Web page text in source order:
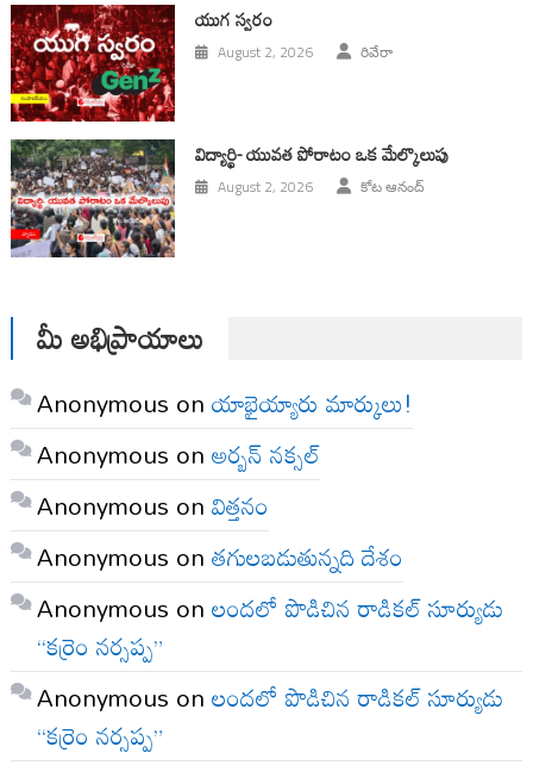
యుగ స్వ‌రం
August 2, 2026 రివేరా
విద్యార్థి- యువత పోరాటం ఒక మేల్కొలుపు
August 2, 2026 కోట ఆనంద్
మీ అభిప్రాయాలు
Anonymous onయాభైయ్యారు మార్కులు!
Anonymous onఅర్బన్ నక్సల్
Anonymous onవిత్తనం
Anonymous onతగులబడుతున్నది దేశం
Anonymous onలందలో పొడిచిన రాడికల్ సూర్యుడు
“కర్రెం నర్సప్ప”
Anonymous onలందలో పొడిచిన రాడికల్ సూర్యుడు
“కర్రెం నర్సప్ప”